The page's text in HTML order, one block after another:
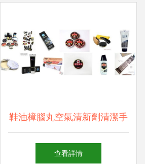
鞋油樟腦丸空氣清新劑清潔手
套 家居日用百貨新選擇
查看詳情